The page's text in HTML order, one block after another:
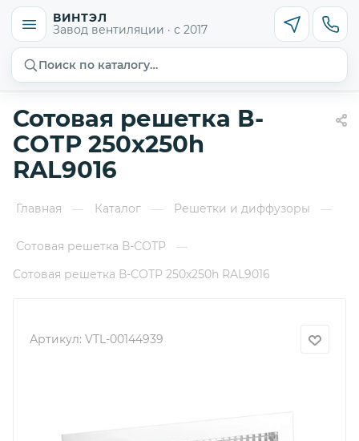
ВИНТЭЛ
Завод вентиляции · с 2017
Поиск по каталогу…
Сотовая решетка В-
СОТР 250х250h
RAL9016
Главная — Каталог — Решетки и диффузоры —
Сотовая решетка В-СОТР
—
Сотовая решетка В-СОТР 250х250h RAL9016
Артикул: VTL-00144939